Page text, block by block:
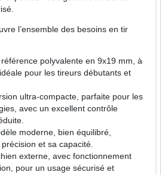
l’ensemble des besoins en tir
polyvalente en 9x19 mm, à
pour les tireurs débutants et
ultra-compacte, parfaite pour les
avec un excellent contrôle
moderne, bien équilibré,
et sa capacité.
externe, avec fonctionnement
pour un usage sécurisé et